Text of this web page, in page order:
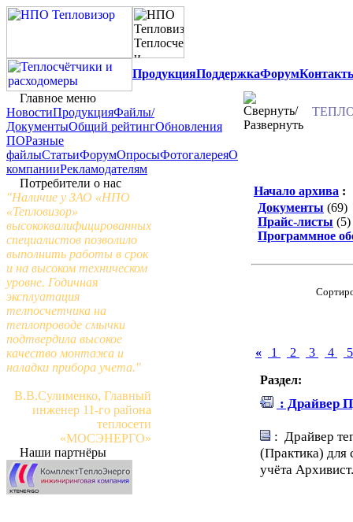
ПродукцияПоддержкаФорум
Главное меню
НовостиПродукцияФайлы/
ДокументыОбщий рейтингОбновления
ПОРазные
файлыСтатьиФорумОпросыФотогалереяО
компанииРекламодателям
Потребители о нас
"Наличие у ЗАО «НПО
«Тепловизор»
высококвалифицированных
специалистов позволило
выполнить работы в срок
и на высоком техническом
уровне. Годичная
эксплуатация
телпосчетчика на
теплопроводе смычки
подтвердила высокое
качество монтажа и
наладки прибора учета."
В.В.Сулименко, Главный
инженер 11-го района
теплосети
«МОСЭНЕРГО»
Наши партнёры
Начало архива :
Документы (69)
Прайс-листы (5)
Программное
« 1 2 3 4
Раздел:
: Драйвер
: Драйвер
(Практика) для
учёта Архивист.